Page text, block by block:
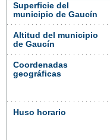
Superficie del
municipio de Gaucín
Altitud del municipio
de Gaucín
Coordenadas
geográficas
Huso horario